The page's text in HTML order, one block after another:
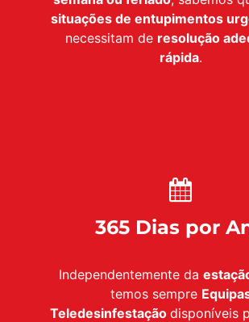
situações de entupimentos
necessitam de resolução
rápida.
365 Dias por
Independentemente da
temos sempre
Teledesinfestação disponíveis